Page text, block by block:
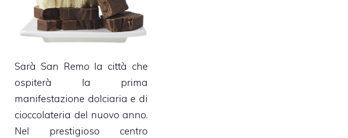
Sarà San Remo la città che
ospiterà la prima
manifestazione dolciaria e di
cioccolateria del nuovo anno.
Nel prestigioso centro